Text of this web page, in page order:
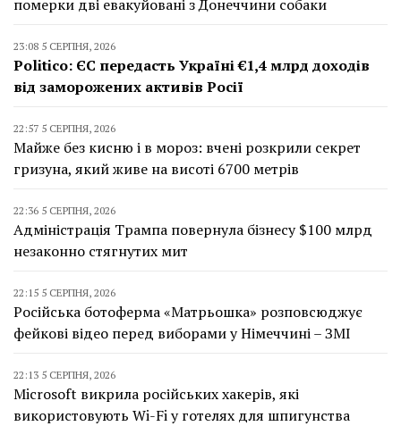
померки дві евакуйовані з Донеччини собаки
23:08 5 СЕРПНЯ, 2026
Politico: ЄС передасть Україні €1,4 млрд доходів
від заморожених активів Росії
22:57 5 СЕРПНЯ, 2026
Майже без кисню і в мороз: вчені розкрили секрет
гризуна, який живе на висоті 6700 метрів
22:36 5 СЕРПНЯ, 2026
Адміністрація Трампа повернула бізнесу $100 млрд
незаконно стягнутих мит
22:15 5 СЕРПНЯ, 2026
Російська ботоферма «Матрьошка» розповсюджує
фейкові відео перед виборами у Німеччині – ЗМІ
22:13 5 СЕРПНЯ, 2026
Microsoft викрила російських хакерів, які
використовують Wi-Fi у готелях для шпигунства